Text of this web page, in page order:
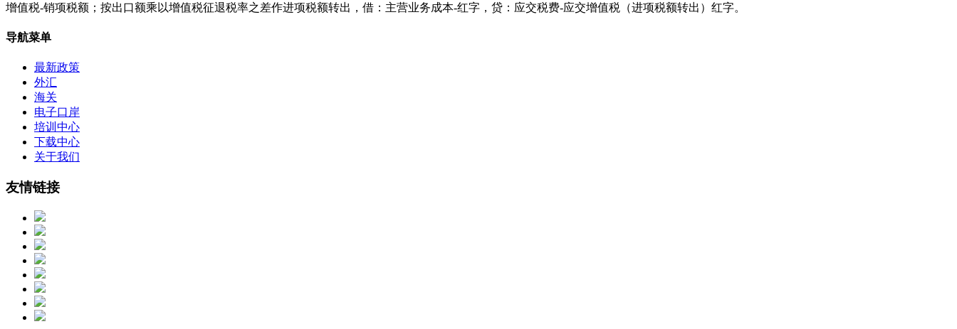
增值税-销项税额；按出口额乘以增值税征退税率之差作进项税额转出，借：主营业务成本-红字，贷：应交税费-应交增值税（进项税额转出）红字。
导航菜单
最新政策
外汇
海关
电子口岸
培训中心
下载中心
关于我们
友情链接